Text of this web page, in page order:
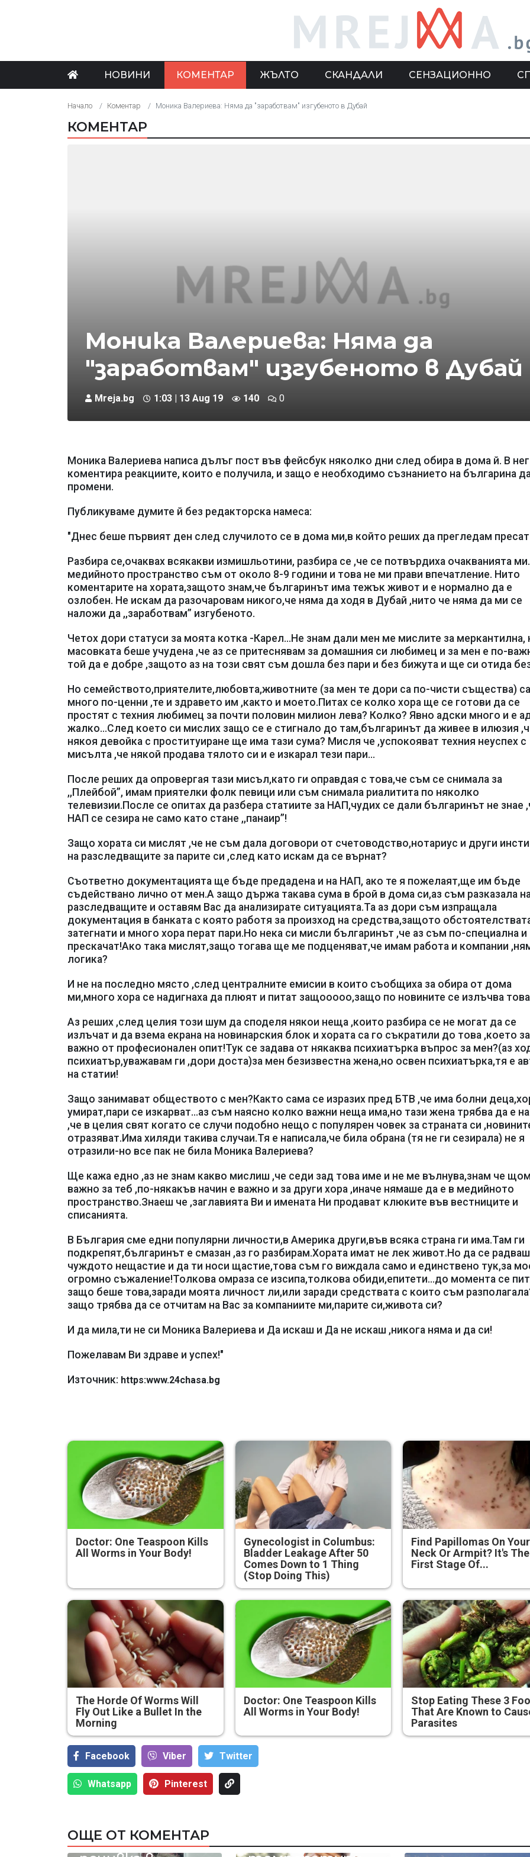
НОВИНИ КОМЕНТАР ЖЪЛТО СКАНДАЛИ СЕНЗАЦИОННО
Начало Коментар Моника Валериева: Няма да "заработвам" изгубеното в Дубай
КОМЕНТАР
Моника Валериева: Няма да
"заработвам" изгубеното в Дубай
Mreja.bg 1:03 | 13 Aug 19 140 0
Моника Валериева написа дълъг пост във фейсбук няколко дни след обира в дома й. В
коментира реакциите, които е получила, и защо е необходимо съзнанието на българина
промени.
Публикуваме думите й без редакторска намеса:
"Днес беше първият ден след случилото се в дома ми,в който реших да прегледам
Разбира се,очаквах всякакви измишльотини, разбира се ,че се потвърдиха очакванията
медийното пространство съм от около 8-9 години и това не ми прави впечатление. Нито
коментарите на хората,защото знам,че българинът има тежък живот и е нормално да е
озлобен. Не искам да разочаровам никого,че няма да ходя в Дубай ,нито че няма да ми се
наложи да ,,заработвам” изгубеното.
Четох дори статуси за моята котка -Карел...Не знам дали мен ме мислите за меркантилна,
масовката беше учудена ,че аз се притеснявам за домашния си любимец и за мен е по-
той да е добре ,защото аз на този свят съм дошла без пари и без бижута и ще си отида
Но семейството,приятелите,любовта,животните (за мен те дори са по-чисти същества) са
много по-ценни ,те и здравето им ,както и моето.Питах се колко хора ще се готови да се
простят с техния любимец за почти половин милион лева? Колко? Явно адски много и е
жалко...След което си мислих защо се е стигнало до там,българинът да живее в илюзия
някоя девойка с проституиране ще има тази сума? Мисля че ,успокояват техния неуспех с
мисълта ,че някой продава тялото си и е изкарал тези пари...
После реших да опровергая тази мисъл,като ги оправдая с това,че съм се снимала за
,,Плейбой”, имам приятелки фолк певици или съм снимала риалитита по няколко
телевизии.После се опитах да разбера статиите за НАП,чудих се дали българинът не знае
НАП се сезира не само като стане ,,панаир”!
Защо хората си мислят ,че не съм дала договори от счетоводство,нотариус и други
на разследващите за парите си ,след като искам да се върнат?
Съответно документацията ще бъде предадена и на НАП, ако те я пожелаят,ще им бъде
съдействано лично от мен.А защо държа такава сума в брой в дома си,аз съм разказала
разследващите и оставям Вас да анализирате ситуацията.Та аз дори съм изпращала
документация в банката с която работя за произход на средства,защото
затегнати и много хора перат пари.Но нека си мисли българинът ,че аз съм по-специална
прескачат!Ако така мислят,защо тогава ще ме подценяват,че имам работа и компании
логика?
И не на последно място ,след централните емисии в които съобщиха за обира от дома
ми,много хора се надигнаха да плюят и питат защооооо,защо по новините се излъчва
Аз реших ,след целия този шум да споделя някои неща ,които разбира се не могат да се
излъчат и да взема екрана на новинарския блок и хората са го съкратили до това ,което
важно от професионален опит!Тук се задава от някаква психиатърка въпрос за мен?(аз
психиатър,уважавам ги ,дори доста)за мен безизвестна жена,но освен психиатърка,тя е
на статии!
Защо занимават обществото с мен?Както сама се изразих пред БТВ ,че има болни
умират,пари се изкарват...аз съм наясно колко важни неща има,но тази жена трябва да е
,че в целия свят когато се случи подобно нещо с популярен човек за страната си
отразяват.Има хиляди такива случаи.Тя е написала,че била обрана (тя не ги сезирала) не я
отразили-но все пак не била Моника Валериева?
Ще кажа едно ,аз не знам какво мислиш ,че седи зад това име и не ме вълнува,знам че
важно за теб ,по-някакъв начин е важно и за други хора ,иначе нямаше да е в медийното
пространство.Знаеш че ,заглавията Ви и имената Ни продават клюките във вестниците и
списанията.
В България сме едни популярни личности,в Америка други,във всяка страна ги има.Там ги
подкрепят,българинът е смазан ,аз го разбирам.Хората имат не лек живот.Но да се
чуждото нещастие и да ти носи щастие,това съм го виждала само и единствено тук,за
огромно съжаление!Толкова омраза се изсипа,толкова обиди,епитети...до момента се
защо беше това,заради моята личност ли,или заради средствата с които съм
защо трябва да се отчитам на Вас за компаниите ми,парите си,живота си?
И да мила,ти не си Моника Валериева и Да искаш и Да не искаш ,никога няма и да си!
Пожелавам Ви здраве и успех!"
Източник: https:www.24chasa.bg
Doctor: One Teaspoon Kills
All Worms in Your Body!
Gynecologist in Columbus:
Bladder Leakage After 50
Comes Down to 1 Thing
(Stop Doing This)
Find Papillomas On Your
Neck Or Armpit? It's The
First Stage Of...
The Horde Of Worms Will
Fly Out Like a Bullet In the
Morning
Doctor: One Teaspoon Kills
All Worms in Your Body!
Stop Eating These 3
That Are Known to
Parasites
Facebook Viber Тwitter
Whatsapp Pinterest
ОЩЕ ОТ КОМЕНТАР
Проф.
Кантарджиев:
Имах доста
които, след
като са били на
40-градусовите